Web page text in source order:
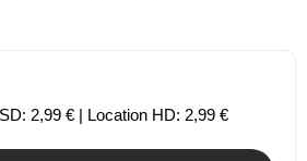
2,99 € | Location HD: 2,99 €